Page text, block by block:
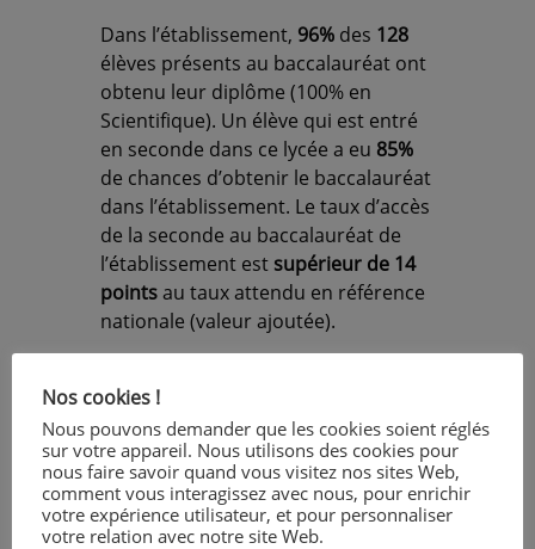
Dans l’établissement, 96% des 128
élèves présents au baccalauréat ont
obtenu leur diplôme (100% en
Scientifique). Un élève qui est entré
en seconde dans ce lycée a eu 85%
de chances d’obtenir le baccalauréat
dans l’établissement. Le taux d’accès
de la seconde au baccalauréat de
l’établissement est supérieur de 14
pointsau taux attendu en référence
nationale (valeur ajoutée).
PDF du Rectorat sur le classement
du lycée professionnel :
classement
lycées_professionnelle_2018
PDF du Rectorat sur le classement
du lycée Général Technologique :
classement lycée
Nos cookies !
Nous pouvons demander que les cookies soient réglés
sur votre appareil. Nous utilisons des cookies pour
nous faire savoir quand vous visitez nos sites Web,
comment vous interagissez avec nous, pour enrichir
votre expérience utilisateur, et pour personnaliser
votre relation avec notre site Web.